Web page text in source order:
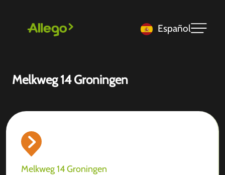
Español
Melkweg 14 Groningen
Melkweg 14 Groningen